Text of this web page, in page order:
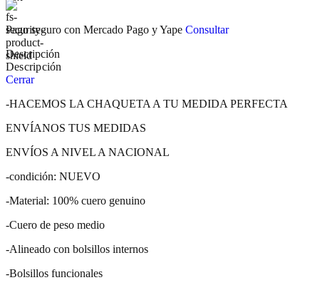
Pago seguro con Mercado Pago y Yape Consultar
Descripción
Descripción
Cerrar
-HACEMOS LA CHAQUETA A TU MEDIDA PERFECTA
ENVÍANOS TUS MEDIDAS
ENVÍOS A NIVEL A NACIONAL
-condición: NUEVO
-Material: 100% cuero genuino
-Cuero de peso medio
-Alineado con bolsillos internos
-Bolsillos funcionales